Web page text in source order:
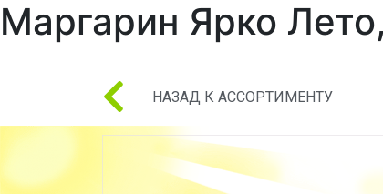
yaleto.info
Ярко Лето
Маргарин Ярко
НАЗАД К АССОРТИМЕНТУ